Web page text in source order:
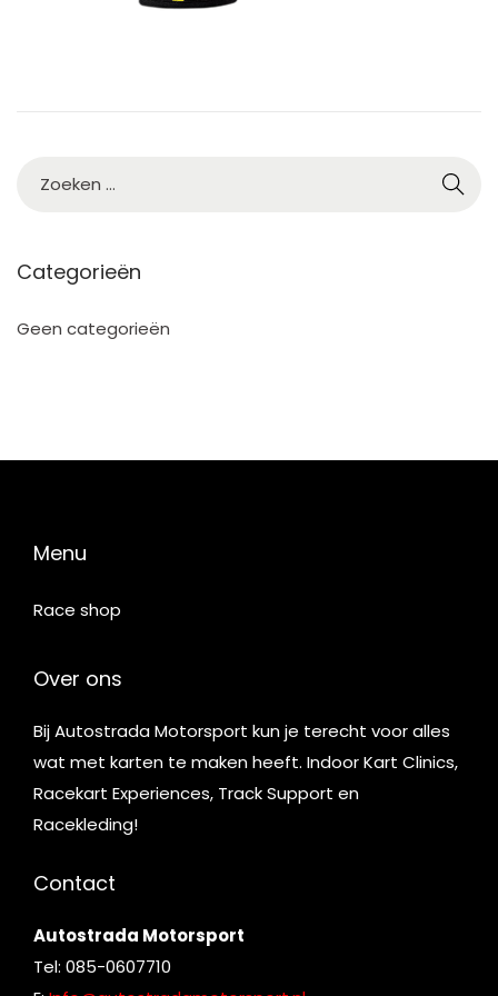
5
Categorieën
Geen categorieën
Menu
Race shop
Over ons
Bij Autostrada Motorsport kun je terecht voor alles
wat met karten te maken heeft. Indoor Kart Clinics,
Racekart Experiences, Track Support en
Racekleding!
Contact
Autostrada Motorsport
Tel: 085-0607710